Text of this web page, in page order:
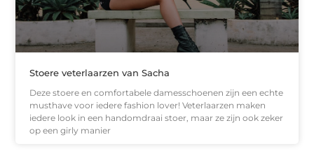
Stoere veterlaarzen van Sacha
Deze stoere en comfortabele damesschoenen zijn een echte
musthave voor iedere fashion lover! Veterlaarzen maken
iedere look in een handomdraai stoer, maar ze zijn ook zeker
op een girly manier